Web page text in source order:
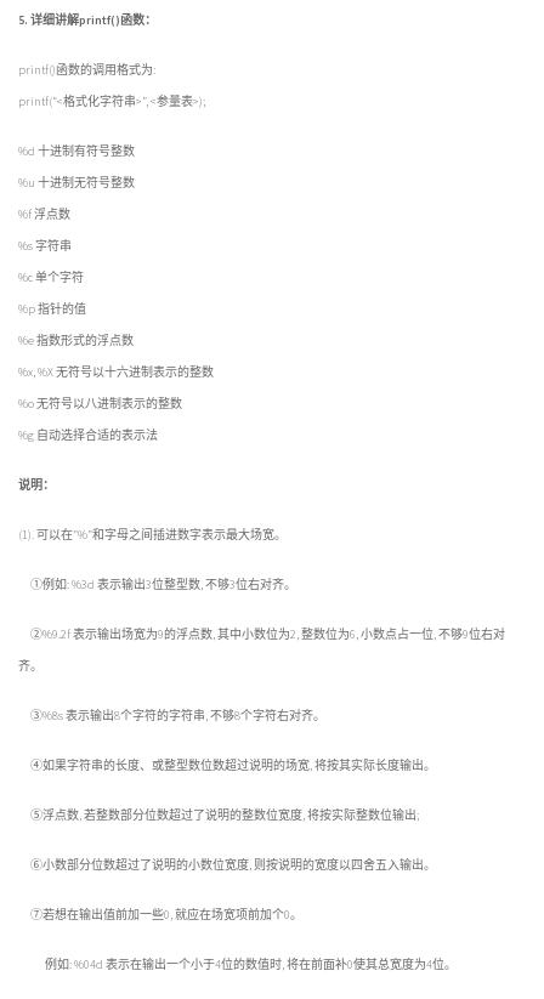
5. 详细讲解printf()函数：
printf()函数的调用格式为:
printf(“<格式化字符串>”, <参量表>);
%d 十进制有符号整数
%u 十进制无符号整数
%f 浮点数
%s 字符串
%c 单个字符
%p 指针的值
%e 指数形式的浮点数
%x, %X 无符号以十六进制表示的整数
%o 无符号以八进制表示的整数
%g 自动选择合适的表示法
说明：
(1). 可以在”%”和字母之间插进数字表示最大场宽。
①例如: %3d 表示输出3位整型数, 不够3位右对齐。
②%9.2f 表示输出场宽为9的浮点数, 其中小数位为2, 整数位为6, 小数点占一位, 不够9位右对
齐。
③%8s 表示输出8个字符的字符串, 不够8个字符右对齐。
④如果字符串的长度、或整型数位数超过说明的场宽, 将按其实际长度输出。
⑤浮点数, 若整数部分位数超过了说明的整数位宽度, 将按实际整数位输出;
⑥小数部分位数超过了说明的小数位宽度, 则按说明的宽度以四舍五入输出。
⑦若想在输出值前加一些0, 就应在场宽项前加个0。
例如: %04d 表示在输出一个小于4位的数值时, 将在前面补0使其总宽度为4位。